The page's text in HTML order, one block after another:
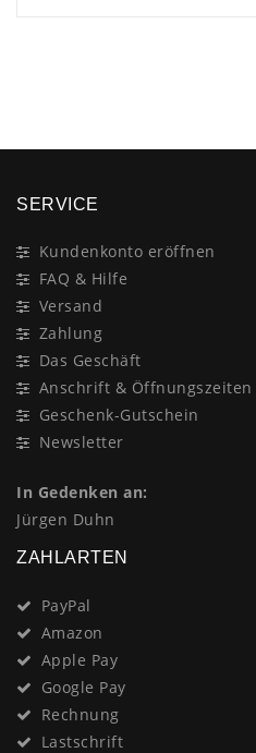
SERVICE
Kundenkonto eröffnen
FAQ & Hilfe
Versand
Zahlung
Das Geschäft
Anschrift & Öffnungszeiten
Geschenk-Gutschein
Newsletter
In Gedenken an:
Jürgen Duhn
ZAHLARTEN
PayPal
Amazon
Apple Pay
Google Pay
Rechnung
Lastschrift